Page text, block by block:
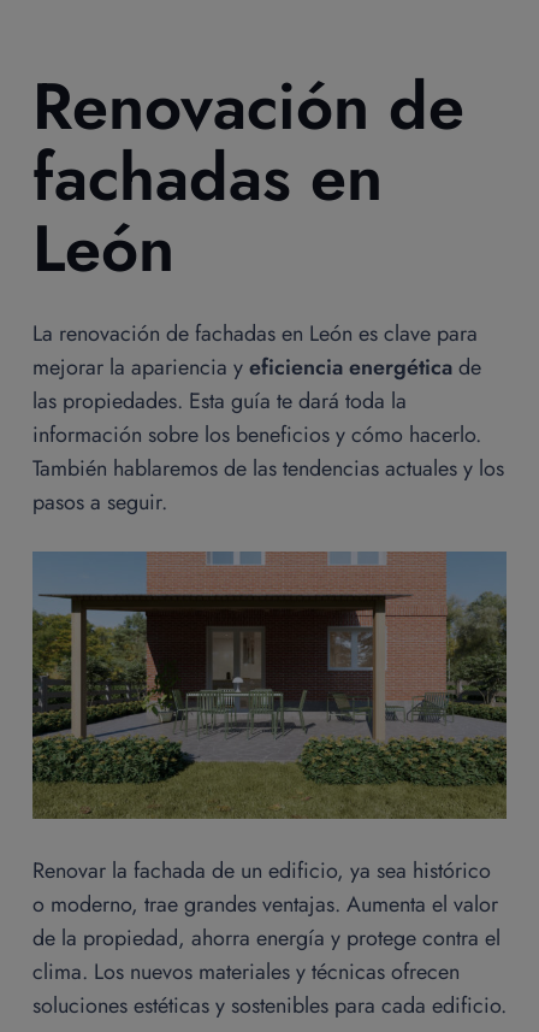
Renovación de
fachadas en
León
La renovación de fachadas en León es clave para
mejorar la apariencia yeficiencia energéticade
las propiedades. Esta guía te dará toda la
información sobre los beneficios y cómo hacerlo.
También hablaremos de las tendencias actuales y los
pasos a seguir.
Renovar la fachada de un edificio, ya sea histórico
o moderno, trae grandes ventajas. Aumenta el valor
de la propiedad, ahorra energía y protege contra el
clima. Los nuevos materiales y técnicas ofrecen
soluciones estéticas y sostenibles para cada edificio.